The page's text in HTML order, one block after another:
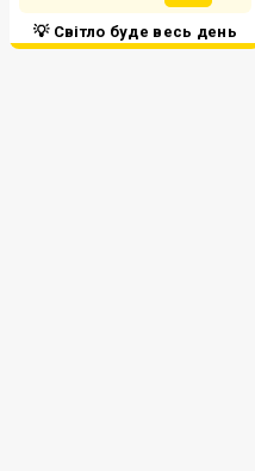
💡 Світло буде весь день